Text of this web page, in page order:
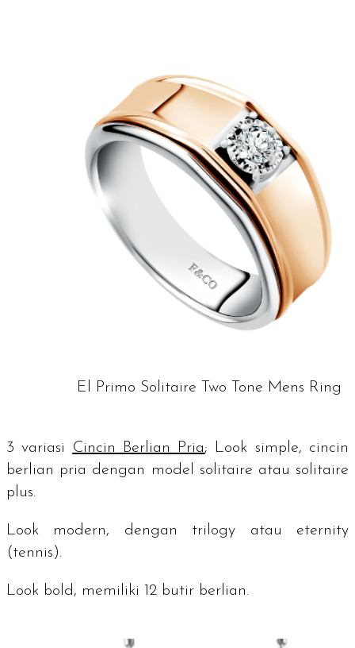
El Primo Solitaire Two Tone Mens Ring
3 variasi Cincin Berlian Pria; Look simple, cincin
berlian pria dengan model solitaire atau solitaire
plus.
Look modern, dengan trilogy atau eternity
(tennis).
Look bold , memiliki 12 butir berlian.